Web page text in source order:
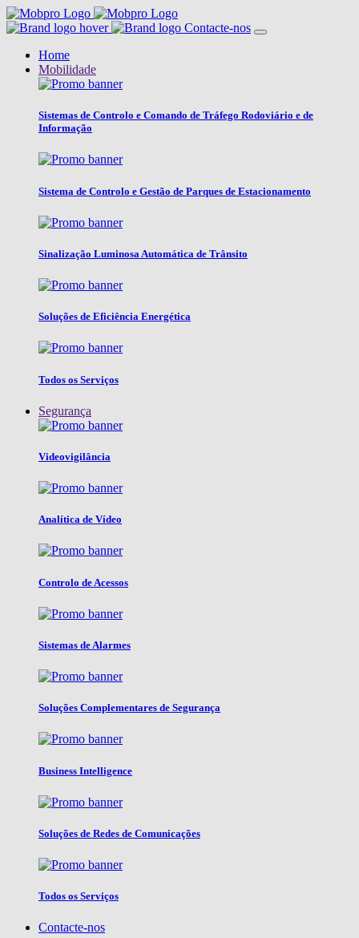
Contacte-nos
Home
Mobilidade
Sistemas de Controlo e Comando de Tráfego Rodoviário e de
Informação
Sistema de Controlo e Gestão de Parques de Estacionamento
Sinalização Luminosa Automática de Trânsito
Soluções de Eficiência Energética
Todos os Serviços
Segurança
Videovigilância
Analítica de Vídeo
Controlo de Acessos
Sistemas de Alarmes
Soluções Complementares de Segurança
Business Intelligence
Soluções de Redes de Comunicações
Todos os Serviços
Contacte-nos